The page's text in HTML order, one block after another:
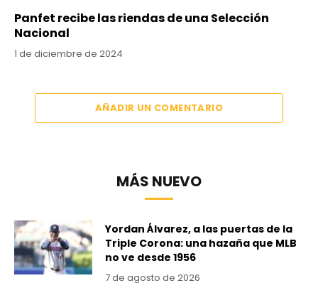
Panfet recibe las riendas de una Selección
Nacional
1 de diciembre de 2024
AÑADIR UN COMENTARIO
MÁS NUEVO
Yordan Álvarez, a las puertas de la
Triple Corona: una hazaña que MLB
no ve desde 1956
7 de agosto de 2026